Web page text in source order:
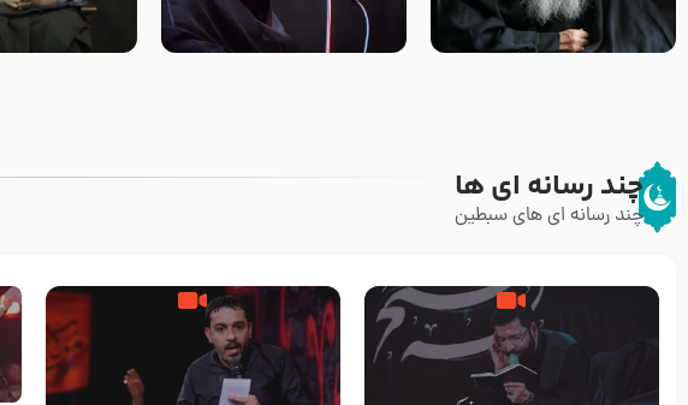
زوّار اربعین امام حسین (علیه
السلام) با این اشتیاق به زیارت
روضه جانسوز پاره های جگر امام
حسن مجتبی علیه السلام-حجت
لقب حضرت رقیه
به چه معناست –
چند رسانه ای ها
چند رسانه ای های سبطین